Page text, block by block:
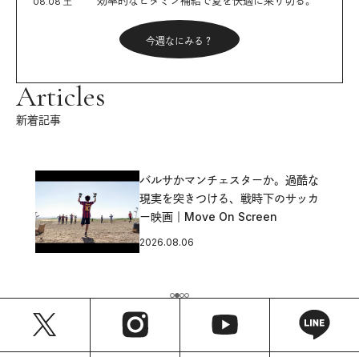
今週なにみる？
Articles
新着記事
バルサかマンチェスターか。過酷な
現実を突きつける、戦時下のサッカ
ー映画｜Move On Screen
2026.08.06